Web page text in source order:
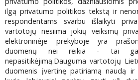
ilgą privatumo politikos tekstą ir
respondentams svarbu išlaikyti
vartotojų nesiima jokių veiksmų
elektroninėje prekyboje yra
duomenų nei reikia - tai
nepasitikėjimą.Dauguma vartotojų
duomenis įvertinę patiriamą naudą